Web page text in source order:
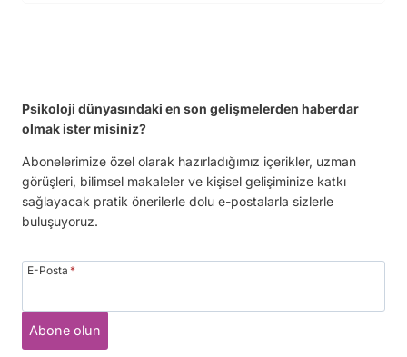
Psikoloji dünyasındaki en son gelişmelerden haberdar
olmak ister misiniz?
Abonelerimize özel olarak hazırladığımız içerikler, uzman
görüşleri, bilimsel makaleler ve kişisel gelişiminize katkı
sağlayacak pratik önerilerle dolu e-postalarla sizlerle
buluşuyoruz.
E-Posta *
Abone olun